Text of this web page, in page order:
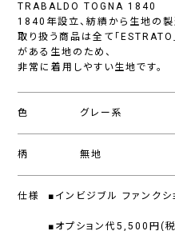
TRABALDO TOGNA 1840
1840年設立、紡績から生地の製
取り扱う商品は全て「ESTRATO
がある生地のため、
非常に着用しやすい生地です。
色 グレー系
柄 無地
仕様 ■インビジブル ファンクシ
■オプション代5,500円(